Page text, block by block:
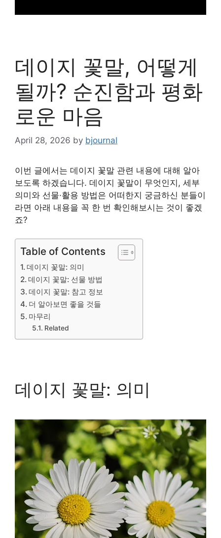
데이지 꽃말, 어떻게
될까? 순진함과 평화
로운 마음
April 28, 2026 by bjournal
이번 글에서는 데이지 꽃말 관련 내용에 대해 알아
보도록 하겠습니다. 데이지 꽃말이 무엇인지, 세부
의미와 선물·활용 방법은 어떠한지 궁금하신 분들이
라면 아래 내용을 꼭 한 번 확인해보시는 것이 좋겠
죠?
Table of Contents
데이지 꽃말: 의미
데이지 꽃말: 선물 방법
데이지 꽃말: 참고 정보
더 알아보면 좋을 것들
마무리
Related
데이지 꽃말: 의미